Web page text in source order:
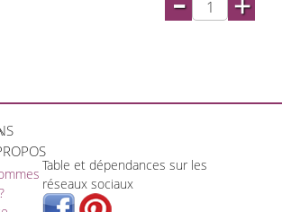
Table et dépendances sur les
réseaux sociaux